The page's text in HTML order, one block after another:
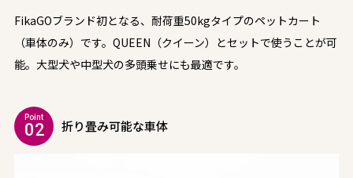
FikaGOブランド初となる、耐荷重50kgタイプのペットカート
（車体のみ）です。QUEEN（クイーン）とセットで使うことが可
能。大型犬や中型犬の多頭乗せにも最適です。
Point
02 折り畳み可能な車体